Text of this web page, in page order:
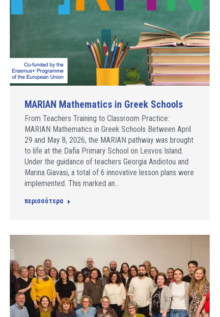
MARIAN Mathematics in Greek Schools
From Teachers Training to Classroom Practice:
MARIAN Mathematics in Greek Schools Between April
29 and May 8, 2026, the MARIAN pathway was brought
to life at the Dafia Primary School on Lesvos Island.
Under the guidance of teachers Georgia Andiotou and
Marina Giavasi, a total of 6 innovative lesson plans were
implemented. This marked an…
περισσότερα